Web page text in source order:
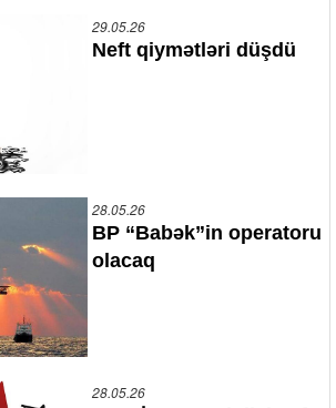
29.05.26
Neft qiymətləri düşdü
28.05.26
BP “Babək”in operatoru
olacaq
28.05.26